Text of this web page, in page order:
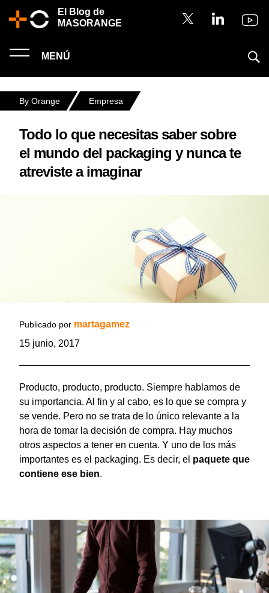
El Blog de
MASORANGE
MENÚ
By Orange Empresa
Todo lo que necesitas saber sobre
el mundo del packaging y nunca te
atreviste a imaginar
Publicado por martagamez
15 junio, 2017
Producto, producto, producto. Siempre hablamos de
su importancia. Al fin y al cabo, es lo que se compra y
se vende. Pero no se trata de lo único relevante a la
hora de tomar la decisión de compra. Hay muchos
otros aspectos a tener en cuenta. Y uno de los más
importantes es el packaging. Es decir, el paquete que
contiene ese bien.